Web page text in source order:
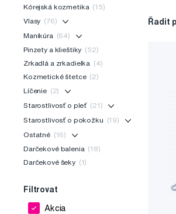
Kórejská kozmetika (15)
Vlasy (76)
Manikúra
(64)
Pinzety a klieštiky (52)
Zrkadlá a zrkadielka (4)
Kozmetické štetce (2)
Líčenie (2)
Starostlivosť o pleť (21)
Starostlivosť o pokožku
(19)
Ostatné (16)
Darčekové balenia (18)
Darčekové šeky (1)
Filtrovat
Akcia
Řadit